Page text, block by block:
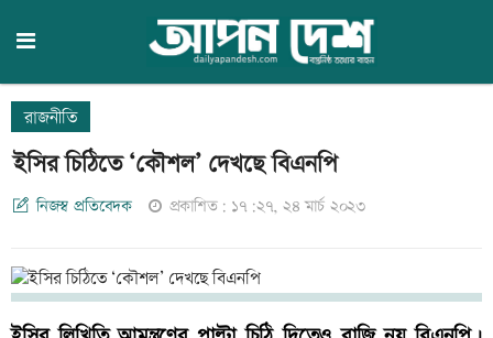
রাজনীতি
ইসির চিঠিতে ‘কৌশল’ দেখছে বিএনপি
নিজস্ব প্রতিবেদক প্রকাশিত: ১৭:২৭, ২৪ মার্চ ২০২৩